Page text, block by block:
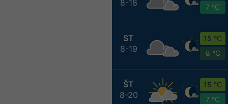
8-18
7 °C
ST
8-19
15 °C
8 °C
ŠT
8-20
15 °C
7 °C